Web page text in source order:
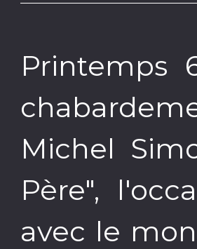
Printemps
Michel
Père",
avec le